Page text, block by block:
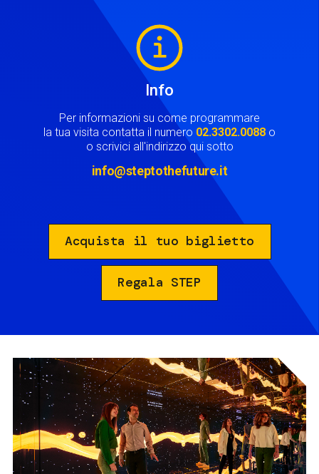
Info
Per informazioni su come programmare
la tua visita contatta il numero 02.3302.0088 o
o scrivici all'indirizzo qui sotto
info@steptothefuture.it
Acquista il tuo biglietto
Regala STEP